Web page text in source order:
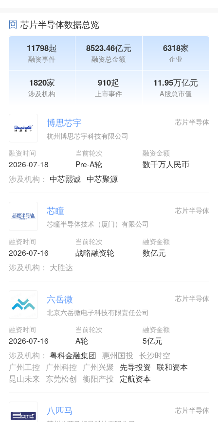
芯片半导体数据总览
11798起
融资事件
8523.46亿元
融资总金额
6318家
企业
1820家
涉及机构
910起
上市事件
11.95万亿元
A股总市值
博思芯宇
杭州博思芯宇科技有限公司
融资时间
2026-07-18
当前轮次
Pre-A轮
融资金额
数千万人民币
芯片半导体
涉及机构： 中芯熙诚 中芯聚源
芯瞳
芯瞳半导体技术（厦门）有限公司
融资时间
2026-07-16
当前轮次
战略融资轮
融资金额
数亿元
芯片半导体
涉及机构： 大胜达
六岳微
北京六岳微电子科技有限责任公司
融资时间
2026-07-16
当前轮次
A轮
融资金额
5亿元
芯片半导体
涉及机构： 粤科金融集团 惠州国投 长沙时空
广州工控
广州科控 广州兴聚 先导投资 联和资本
昆山未来 东莞松创 衡阳产投 定航资本
八匹马 芯片半导体